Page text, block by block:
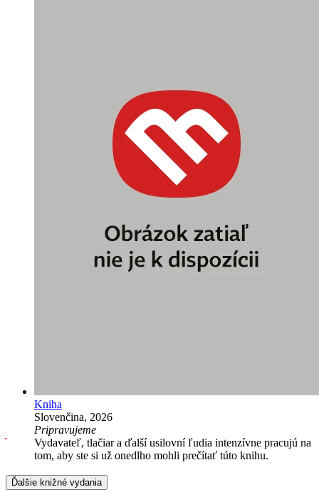
Kniha
Slovenčina, 2026
Pripravujeme
Vydavateľ, tlačiar a ďalší usilovní ľudia intenzívne pracujú na
tom, aby ste si už onedlho mohli prečítať túto knihu.
Ďalšie knižné vydania